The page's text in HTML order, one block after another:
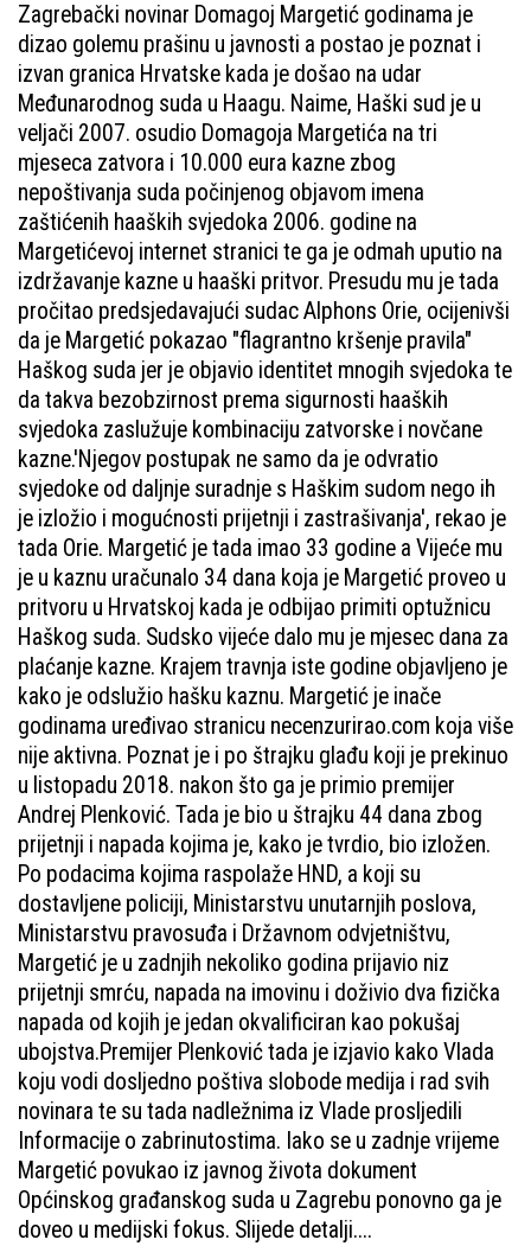
Zagrebački novinar Domagoj Margetić godinama je
dizao golemu prašinu u javnosti a postao je poznat i
izvan granica Hrvatske kada je došao na udar
Međunarodnog suda u Haagu. Naime, Haški sud je u
veljači 2007. osudio Domagoja Margetića na tri
mjeseca zatvora i 10.000 eura kazne zbog
nepoštivanja suda počinjenog objavom imena
zaštićenih haaških svjedoka 2006. godine na
Margetićevoj internet stranici te ga je odmah uputio na
izdržavanje kazne u haaški pritvor. Presudu mu je tada
pročitao predsjedavajući sudac Alphons Orie, ocijenivši
da je Margetić pokazao "flagrantno kršenje pravila"
Haškog suda jer je objavio identitet mnogih svjedoka te
da takva bezobzirnost prema sigurnosti haaških
svjedoka zaslužuje kombinaciju zatvorske i novčane
kazne.'Njegov postupak ne samo da je odvratio
svjedoke od daljnje suradnje s Haškim sudom nego ih
je izložio i mogućnosti prijetnji i zastrašivanja', rekao je
tada Orie. Margetić je tada imao 33 godine a Vijeće mu
je u kaznu uračunalo 34 dana koja je Margetić proveo u
pritvoru u Hrvatskoj kada je odbijao primiti optužnicu
Haškog suda. Sudsko vijeće dalo mu je mjesec dana za
plaćanje kazne. Krajem travnja iste godine objavljeno je
kako je odslužio hašku kaznu. Margetić je inače
godinama uređivao stranicu necenzurirao.com koja više
nije aktivna. Poznat je i po štrajku glađu koji je prekinuo
u listopadu 2018. nakon što ga je primio premijer
Andrej Plenković. Tada je bio u štrajku 44 dana zbog
prijetnji i napada kojima je, kako je tvrdio, bio izložen.
Po podacima kojima raspolaže HND, a koji su
dostavljene policiji, Ministarstvu unutarnjih poslova,
Ministarstvu pravosuđa i Državnom odvjetništvu,
Margetić je u zadnjih nekoliko godina prijavio niz
prijetnji smrću, napada na imovinu i doživio dva fizička
napada od kojih je jedan okvalificiran kao pokušaj
ubojstva.Premijer Plenković tada je izjavio kako Vlada
koju vodi dosljedno poštiva slobode medija i rad svih
novinara te su tada nadležnima iz Vlade prosljedili
Informacije o zabrinutostima. Iako se u zadnje vrijeme
Margetić povukao iz javnog života dokument
Općinskog građanskog suda u Zagrebu ponovno ga je
doveo u medijski fokus. Slijede detalji....